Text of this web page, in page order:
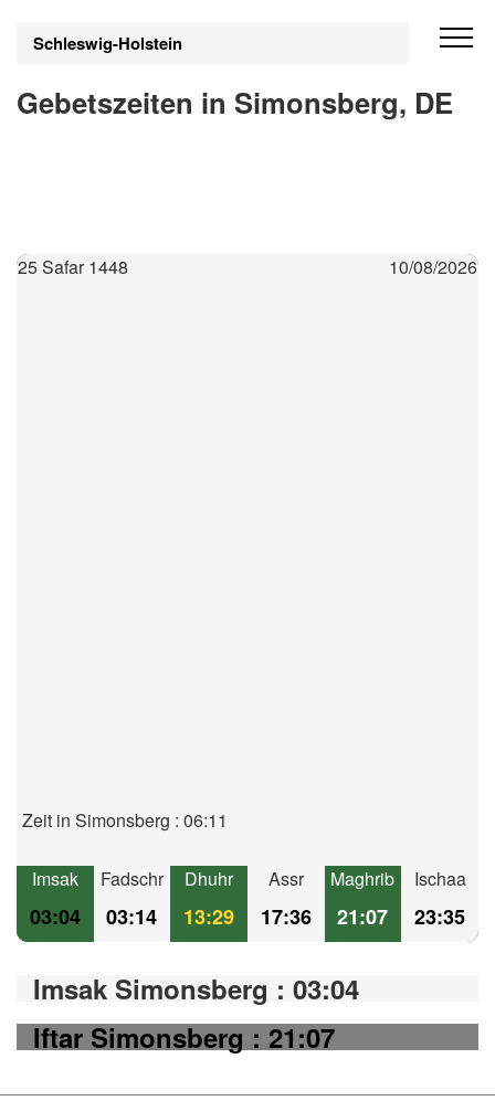
Schleswig-Holstein
Gebetszeiten in Simonsberg, DE
25 Safar 1448 10/08/2026
Zeit in Simonsberg : 06:11
Imsak
03:04
Fadschr
03:14
Dhuhr
13:29
Assr
17:36
Maghrib
21:07
Ischaa
23:35
Imsak Simonsberg : 03:04
Iftar Simonsberg : 21:07